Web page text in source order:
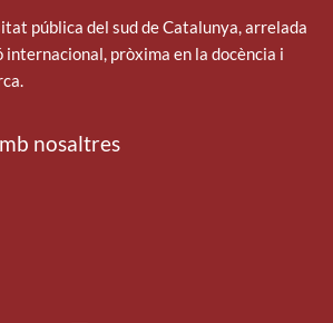
pública del sud de Catalunya, arrelada
pròxima en la docència i
nosaltres